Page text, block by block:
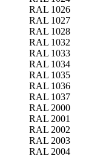
RAL 1026
RAL 1027
RAL 1028
RAL 1032
RAL 1033
RAL 1034
RAL 1035
RAL 1036
RAL 1037
RAL 2000
RAL 2001
RAL 2002
RAL 2003
RAL 2004